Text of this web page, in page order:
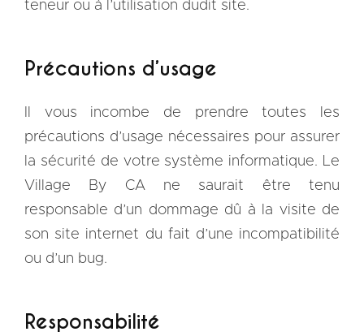
teneur ou à l’utilisation dudit site.
Précautions d’usage
Il vous incombe de prendre toutes les
précautions d’usage nécessaires pour assurer
la sécurité de votre système informatique. Le
Village By CA ne saurait être tenu
responsable d’un dommage dû à la visite de
son site internet du fait d’une incompatibilité
ou d’un bug.
Responsabilité